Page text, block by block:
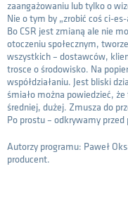
zaangażowaniu lub tylko o
Nie o tym by „zrobić coś ci-
Bo CSR jest zmianą ale nie
otoczeniu społecznym,
wszystkich – dostawców,
trosce o środowisko. Na
współdziałaniu. Jest bliski
śmiało można powiedzieć,
średniej, dużej. Zmusza do
Po prostu – odkrywamy
Autorzy programu: Paweł
producent.